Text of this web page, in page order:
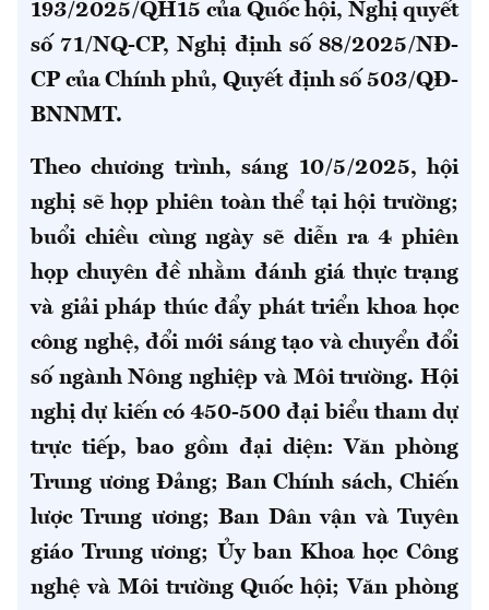
193/2025/QH15 của Quốc hội, Nghị quyết
số 71/NQ-CP, Nghị định số 88/2025/NĐ-
CP của Chính phủ, Quyết định số 503/QĐ-
BNNMT.
Theo chương trình, sáng 10/5/2025, hội
nghị sẽ họp phiên toàn thể tại hội trường;
buổi chiều cùng ngày sẽ diễn ra 4 phiên
họp chuyên đề nhằm đánh giá thực trạng
và giải pháp thúc đẩy phát triển khoa học
công nghệ, đổi mới sáng tạo và chuyển đổi
số ngành Nông nghiệp và Môi trường. Hội
nghị dự kiến có 450-500 đại biểu tham dự
trực tiếp, bao gồm đại diện: Văn phòng
Trung ương Đảng; Ban Chính sách, Chiến
lược Trung ương; Ban Dân vận và Tuyên
giáo Trung ương; Ủy ban Khoa học Công
nghệ và Môi trường Quốc hội; Văn phòng